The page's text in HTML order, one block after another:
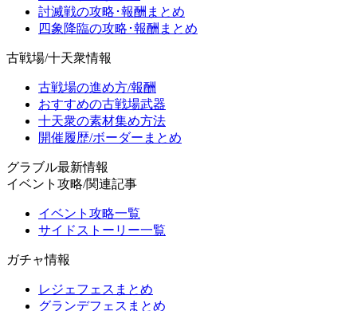
討滅戦の攻略･報酬まとめ
四象降臨の攻略･報酬まとめ
古戦場/十天衆情報
古戦場の進め方/報酬
おすすめの古戦場武器
十天衆の素材集め方法
開催履歴/ボーダーまとめ
グラブル最新情報
イベント攻略/関連記事
イベント攻略一覧
サイドストーリー一覧
ガチャ情報
レジェフェスまとめ
グランデフェスまとめ